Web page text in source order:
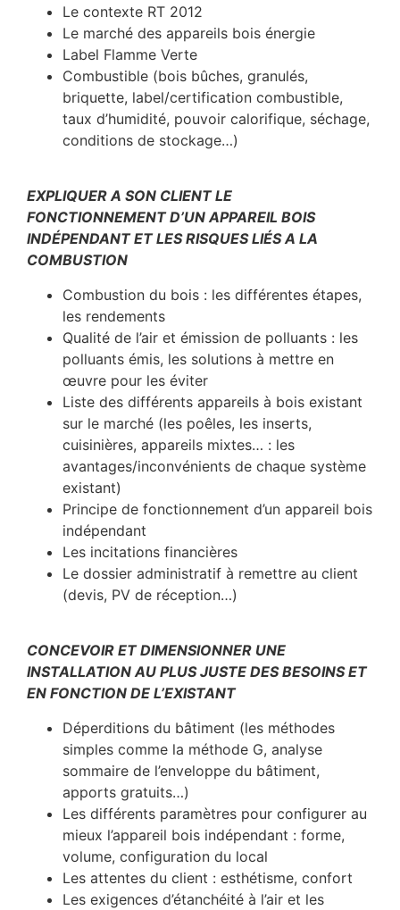
Le contexte RT 2012
Le marché des appareils bois énergie
Label Flamme Verte
Combustible (bois bûches, granulés,
briquette, label/certification combustible,
taux d’humidité, pouvoir calorifique, séchage,
conditions de stockage…)
EXPLIQUER A SON CLIENT LE
FONCTIONNEMENT D’UN APPAREIL BOIS
INDÉPENDANT ET LES RISQUES LIÉS A LA
COMBUSTION
Combustion du bois : les différentes étapes,
les rendements
Qualité de l’air et émission de polluants : les
polluants émis, les solutions à mettre en
œuvre pour les éviter
Liste des différents appareils à bois existant
sur le marché (les poêles, les inserts,
cuisinières, appareils mixtes… : les
avantages/inconvénients de chaque système
existant)
Principe de fonctionnement d’un appareil bois
indépendant
Les incitations financières
Le dossier administratif à remettre au client
(devis, PV de réception…)
CONCEVOIR ET DIMENSIONNER UNE
INSTALLATION AU PLUS JUSTE DES BESOINS ET
EN FONCTION DE L’EXISTANT
Déperditions du bâtiment (les méthodes
simples comme la méthode G, analyse
sommaire de l’enveloppe du bâtiment,
apports gratuits…)
Les différents paramètres pour configurer au
mieux l’appareil bois indépendant : forme,
volume, configuration du local
Les attentes du client : esthétisme, confort
Les exigences d’étanchéité à l’air et les